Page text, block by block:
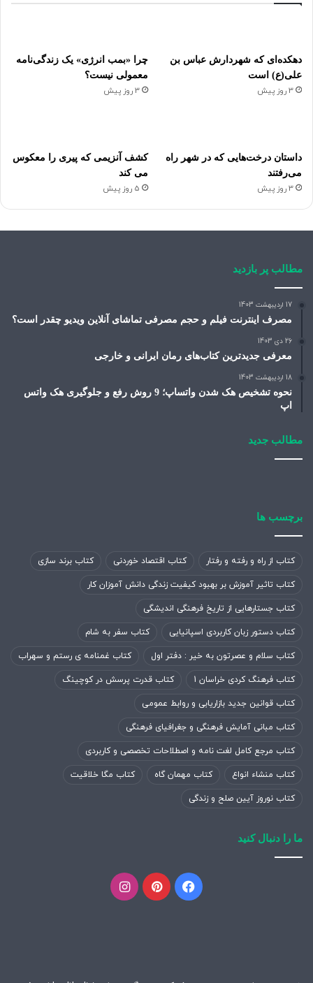
دهکده‌ای که شهردارش عباس بن
علی(ع) است
3 روز پیش
چرا «بمب انرژی» یک زندگی‌نامه
معمولی نیست؟
3 روز پیش
داستان درخت‌هایی که در شهر راه
می‌رفتند
3 روز پیش
کشف آنزیمی که پیری را معکوس
می کند
5 روز پیش
مطالب پر بازدید
17 اردیبهشت 1403
مصرف اینترنت فیلم و حجم مصرفی تماشای آنلاین ویدیو چقدر است؟
26 دی 1403
معرفی جدیدترین کتاب‌های رمان ایرانی و خارجی
18 اردیبهشت 1403
نحوه تشخیص هک شدن واتساپ؛ 9 روش رفع و جلوگیری هک واتس
اپ
مطالب جدید
برچسب ها
کتاب از راه و رفته و رفتار کتاب اقتصاد خوردنی کتاب برند سازی
کتاب تاثیر آموزش بر بهبود کیفیت زندگی دانش آموزان کار
کتاب جستارهایی از تاریخ فرهنگی اندیشگی
کتاب دستور زبان کاربردی اسپانیایی کتاب سفر به شام
کتاب سلام و عصرتون به خیر : دفتر اول کتاب غمنامه ی رستم و سهراب
کتاب فرهنگ کردی خراسان 1 کتاب قدرت پرسش در کوچینگ
کتاب قوانین جدید بازاریابی و روابط عمومی
کتاب مبانی آمایش فرهنگی و جغرافیای فرهنگی
کتاب مرجع کامل لغت نامه و اصطلاحات تخصصی و کاربردی
کتاب منشاء انواع کتاب مهمان گاه کتاب مگا خلاقیت
کتاب نوروز آیین صلح و زندگی
ما را دنبال کنید
فیسبوکپینتریستاینستاگرام